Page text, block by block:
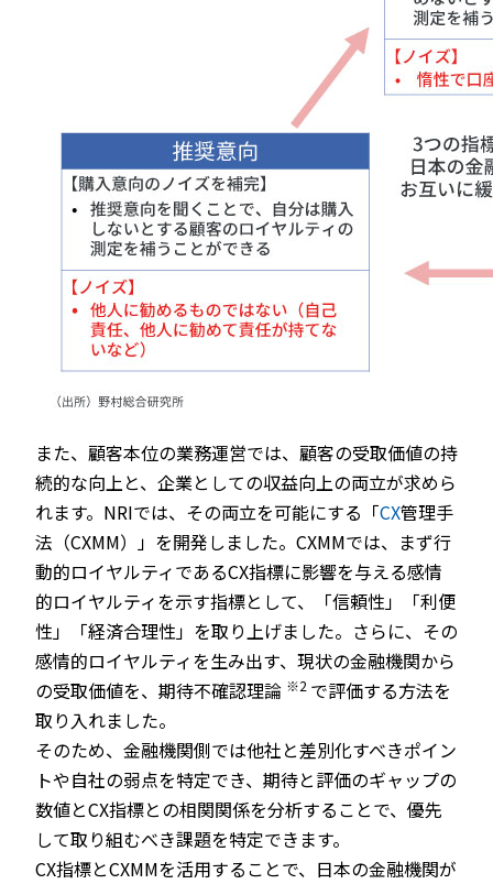
また、顧客本位の業務運営では、顧客の受取価値の持
続的な向上と、企業としての収益向上の両立が求めら
れます。NRIでは、その両立を可能にする「CX管理手
法（CXMM）」を開発しました。CXMMでは、まず行
動的ロイヤルティであるCX指標に影響を与える感情
的ロイヤルティを示す指標として、「信頼性」「利便
性」「経済合理性」を取り上げました。さらに、その
感情的ロイヤルティを生み出す、現状の金融機関から
の受取価値を、期待不確認理論 ※2 で評価する方法を
取り入れました。
そのため、金融機関側では他社と差別化すべきポイン
トや自社の弱点を特定でき、期待と評価のギャップの
数値とCX指標との相関関係を分析することで、優先
して取り組むべき課題を特定できます。
CX指標とCXMMを活用することで、日本の金融機関が